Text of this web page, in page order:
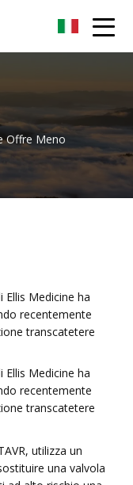
Offre Meno
Ellis Medicine ha
recentemente
transcatetere
Ellis Medicine ha
recentemente
transcatetere
utilizza un
una valvola